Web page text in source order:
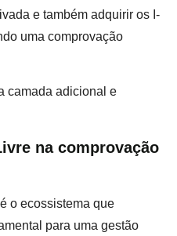
e também adquirir os I-
uma comprovação
camada adicional e
na comprovação
é o ecossistema que
para uma gestão